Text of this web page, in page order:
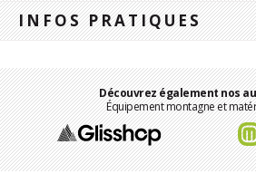
INFOS PRATIQUES
Découvrez également nos
Équipement montagne et